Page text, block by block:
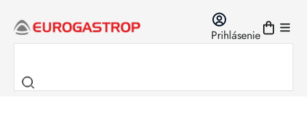
obsah
Prihlásenie